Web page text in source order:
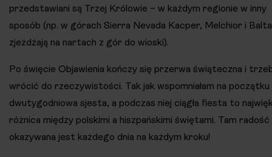
przedstawiani są Trzej Królowie – w każdym regionie w inny
sposób (np. w górach Sierra Nevada Kacper, Melchior i
zjeżdżają na nartach z gór do wioski).
Po święcie Objawienia kończy się przerwa świąteczna i
wrócić do rzeczywistości. Tak jak wspomniałam na początku
dwutygodniowa sjesta, a podczas niej ciągła fiesta to
różnica między polskimi a hiszpańskimi świętami. Tam radość
okazywana jest każdego dnia na każdym kroku!